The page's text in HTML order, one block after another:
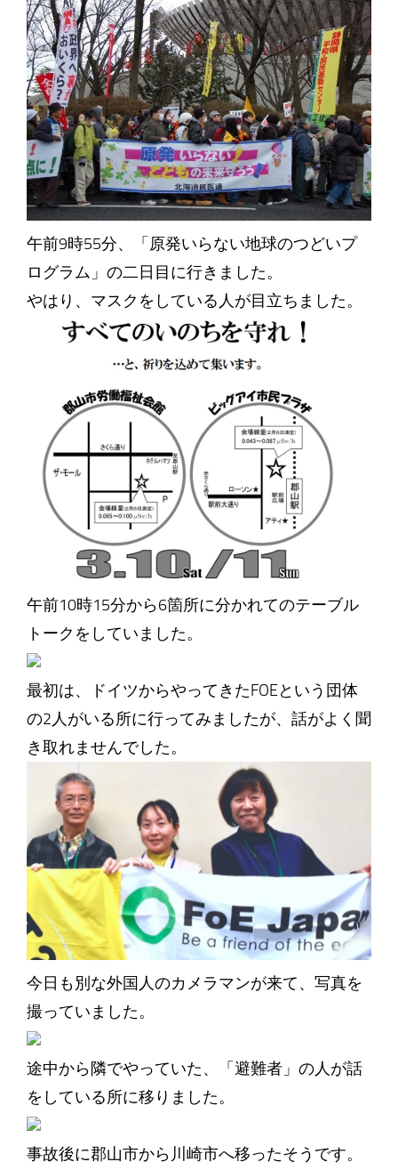
午前9時55分、「原発いらない地球のつどいプ
ログラム」の二日目に行きました。
やはり、マスクをしている人が目立ちました。
午前10時15分から6箇所に分かれてのテーブル
トークをしていました。
最初は、ドイツからやってきたFOEという団体
の2人がいる所に行ってみましたが、話がよく聞
き取れませんでした。
今日も別な外国人のカメラマンが来て、写真を
撮っていました。
途中から隣でやっていた、「避難者」の人が話
をしている所に移りました。
事故後に郡山市から川崎市へ移ったそうです。